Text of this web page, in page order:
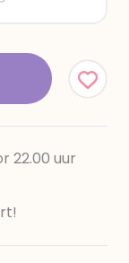
22.00 uur